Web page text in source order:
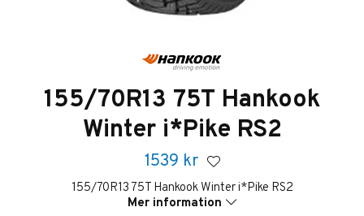
155/70R13 75T Hankook
Winter i*Pike RS2
1539 kr
155/70R13 75T Hankook Winter i*Pike RS2
Mer information